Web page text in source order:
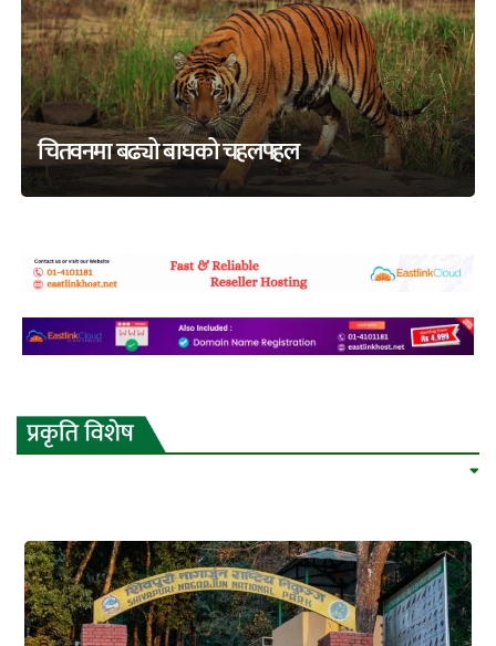
चितवनमा बढ्यो बाघको चहलपहल